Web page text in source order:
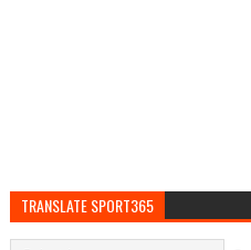
TRANSLATE SPORT365